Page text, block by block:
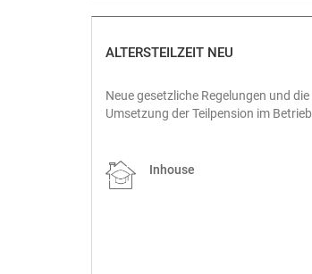
ALTERSTEILZEIT NEU
Neue gesetzliche Regelungen und die
Umsetzung der Teilpension im Betrieb
Inhouse